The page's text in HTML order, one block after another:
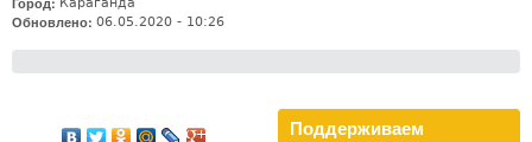
Обновлено: 06.05.2020 - 10:26
Поддерживаем